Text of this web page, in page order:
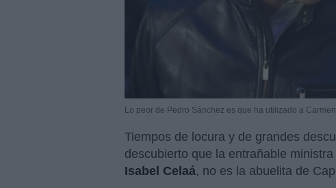
Lo peor de Pedro Sánchez es que ha utilizado a
Tiempos de locura y de grandes
descubierto que la entrañable
Isabel Celaá, no es la abuelita de